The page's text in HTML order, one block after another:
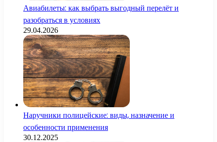
Авиабилеты: как выбрать выгодный перелёт и
разобраться в условиях
29.04.2026
Наручники полицейские: виды, назначение и
особенности применения
30.12.2025